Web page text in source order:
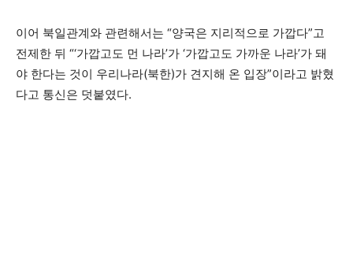
이어 북일관계와 관련해서는 “양국은 지리적으로 가깝다”고
전제한 뒤 “‘가깝고도 먼 나라’가 ‘가깝고도 가까운 나라’가 돼
야 한다는 것이 우리나라(북한)가 견지해 온 입장”이라고 밝혔
다고 통신은 덧붙였다.